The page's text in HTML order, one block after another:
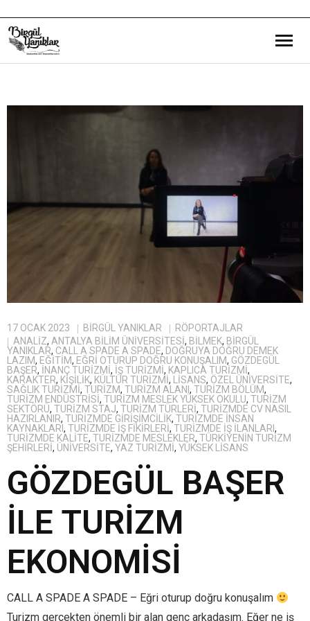
Eğitim Yazılarım
Destek Olduğum Projeler
17 OCAK 2023 BIRGÜL YANIKLAR
RÖPORTAJLAR
ANALIZ, ANTALYA BILIM ÜNIVERSITESI, BILMEK, BIRGÜL
YANIKLAR, CALL A SPADE A SPADE, DOĞRUYA DOĞRU DEMEK
LAZIM, EĞITIM, EĞRI OTURUP DOĞRU KONUŞALIM, GÖZDEGÜL
BAŞER, INANÇ TURIZMI, IŞ TURIZMI, KAPLICA TURIZMI,
KARAKTER, KIŞILIK, KÜLTÜR TURIZMI, LISANS, ÖZEL ÜNIVERSITE,
SAĞLIK TURIZMI, TURIZM, TURIZM ALANI , TURIZM BÖLÜM,
TURIZM ENDÜSTRISI, TURIZM MESLEK YÜKSEK OKULU, TURIZM
SEKTÖRÜ, TURIZM STAJ, TURIZM TÜRLERI, TURIZMDE CV NASIL
HAZIRLANIR, TURIZMDE GIRIŞIMCILIK, TURIZMDE INSAN
KAYNAKLARI , TURIZMDE IŞ FIKIRLERI, TURIZMDE IŞ ILANLARI ,
TURIZMDE KALITE, TURIZMDE MESLEKLER, TÜRKIYENIN TURIZM
ŞEHIRLERI, ÜNIVERSITE, YAZ TURIZMI, YÜKSEK LISANS
GÖZDEGÜL BAŞER
İLE TURİZM
EKONOMİSİ
CALL A SPADE A SPADE – Eğri oturup doğru konuşalım
Turizm gerçekten önemli bir alan genç arkadaşım. Eğer ne iş